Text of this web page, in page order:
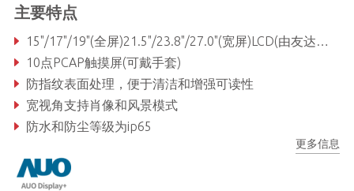
主要特点
15"/17"/19"(全屏)21.5"/23.8"/27.0"(宽屏)LCD(由友达直接提供的坚固面板)
10点PCAP触摸屏(可戴手套)
防指纹表面处理，便于清洁和增强可读性
宽视角支持肖像和风景模式
防水和防尘等级为ip65
更多信息